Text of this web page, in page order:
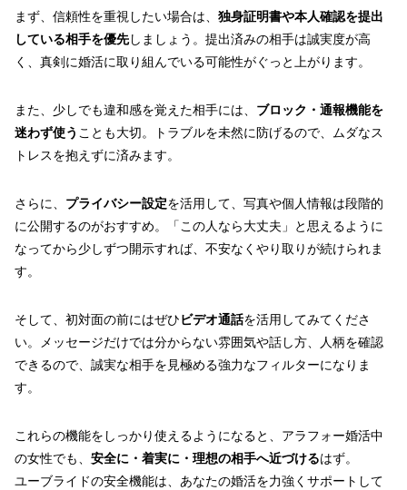
まず、信頼性を重視したい場合は、 独身証明書や本人確認を提出
している相手を優先しましょう。提出済みの相手は誠実度が高
く、真剣に婚活に取り組んでいる可能性がぐっと上がります。
また、少しでも違和感を覚えた相手には、 ブロック・通報機能を
迷わず使う ことも大切。トラブルを未然に防げるので、ムダなス
トレスを抱えずに済みます。
さらに、 プライバシー設定を活用して、写真や個人情報は段階的
に公開するのがおすすめ。「この人なら大丈夫」と思えるように
なってから少しずつ開示すれば、不安なくやり取りが続けられま
す。
そして、初対面の前にはぜひビデオ通話を活用してみてくださ
い。メッセージだけでは分からない雰囲気や話し方、人柄を確認
できるので、誠実な相手を見極める強力なフィルターになりま
す。
これらの機能をしっかり使えるようになると、アラフォー婚活中
の女性でも、 安全に・着実に・理想の相手へ近づけるはず。
ユーブライドの安全機能は、あなたの婚活を力強くサポートして